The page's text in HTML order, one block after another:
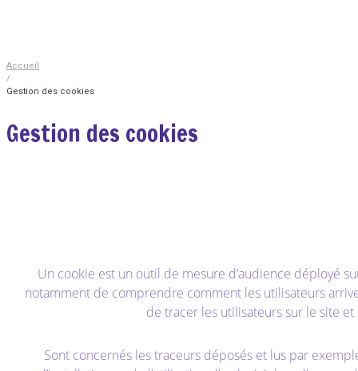
Accueil
/
Gestion des cookies
Gestion des cookies
Un cookie est un outil de mesure d’audience déployé
notamment de comprendre comment les utilisateurs
de tracer les utilisateurs sur le site
Sont concernés les traceurs déposés et lus par